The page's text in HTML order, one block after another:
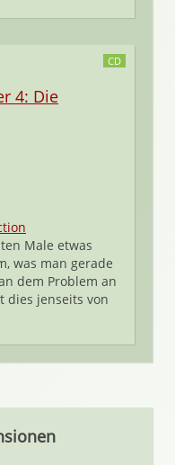
CD
4: Die
Male etwas
was man gerade
dem Problem an
dies jenseits von